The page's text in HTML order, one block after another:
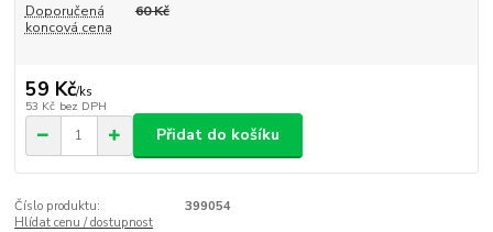
Doporučená
koncová cena
60 Kč
59 Kč/ks
53 Kč bez DPH
Přidat do košíku
Číslo produktu:
399054
Hlídat cenu / dostupnost